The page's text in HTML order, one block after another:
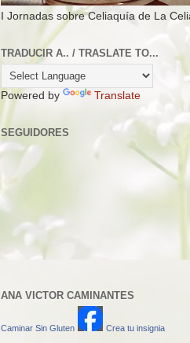
I Jornadas sobre Celiaquía de La
TRADUCIR A.. / TRASLATE TO...
Powered by Translate
SEGUIDORES
ANA VICTOR CAMINANTES
Caminar Sin Gluten Crea tu insignia